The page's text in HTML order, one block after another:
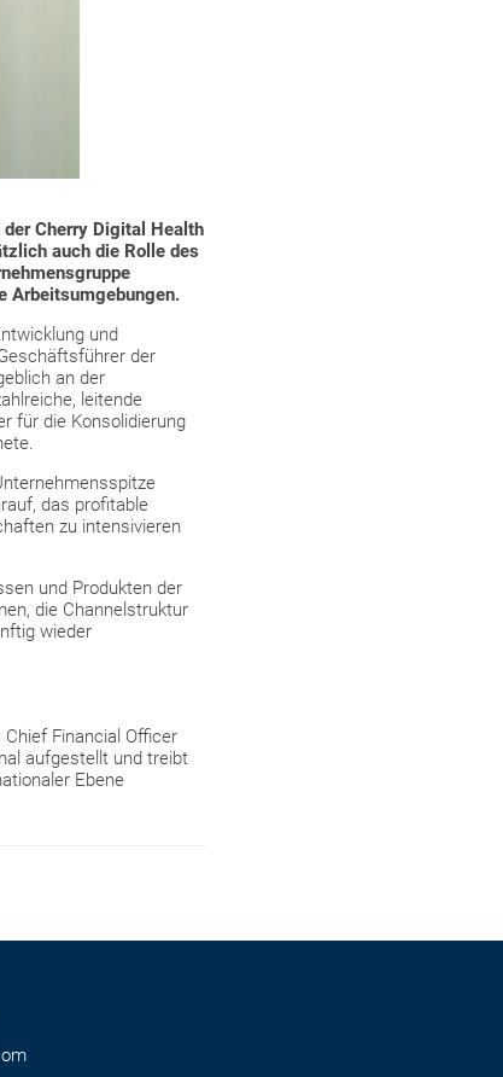
Cherry Digital Health
auch die Rolle des
Arbeitsumgebungen.
und
der
an der
leitende
für die Konsolidierung
das profitable
zu intensivieren
und Produkten der
die Channelstruktur
wieder
Financial Officer
aufgestellt und treibt
Ebene